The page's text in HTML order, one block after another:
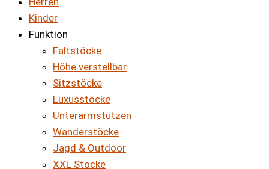
Kinder
Funktion
Faltstöcke
Höhe verstellbar
Sitzstöcke
Luxusstöcke
Unterarmstützen
Wanderstöcke
Jagd & Outdoor
XXL Stöcke